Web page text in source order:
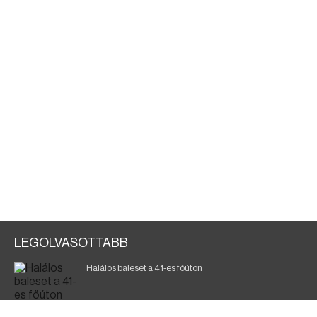
LEGOLVASOTTABB
Halálos baleset a 41-es főúton